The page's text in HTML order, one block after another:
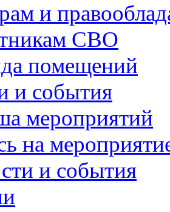
и
СВО
помещений
и события
мероприятий
на
и события